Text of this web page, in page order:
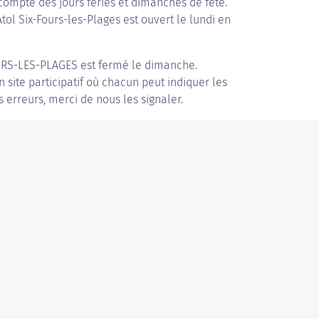
Six-Fours-les-Plages est ouvert le lundi en
LES-PLAGES est fermé le dimanche.
site participatif où chacun peut indiquer les
erreurs, merci de nous les signaler.